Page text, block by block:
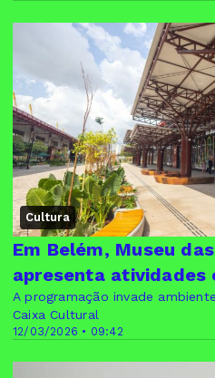
Cultura
12/03/2026 • 09:42
Em Belém, Museu
apresenta
A programação invade
Caixa Cultural